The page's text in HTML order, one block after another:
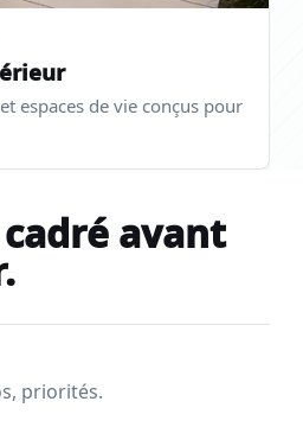
espaces de vie conçus pour
avant
priorités.